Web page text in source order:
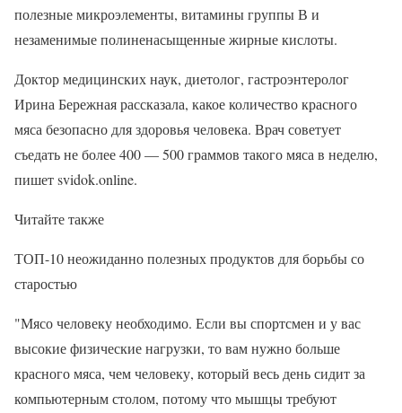
полезные микроэлементы, витамины группы В и
незаменимые полиненасыщенные жирные кислоты.
Доктор медицинских наук, диетолог, гастроэнтеролог
Ирина Бережная рассказала, какое количество красного
мяса безопасно для здоровья человека. Врач советует
съедать не более 400 — 500 граммов такого мяса в неделю,
пишет svidok.online.
Читайте также
ТОП-10 неожиданно полезных продуктов для борьбы со
старостью
"Мясо человеку необходимо. Если вы спортсмен и у вас
высокие физические нагрузки, то вам нужно больше
красного мяса, чем человеку, который весь день сидит за
компьютерным столом, потому что мышцы требуют